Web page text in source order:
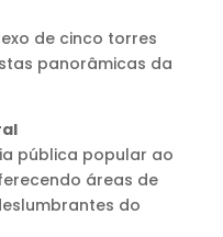
de cinco torres
panorâmicas da
pública popular ao
áreas de
do